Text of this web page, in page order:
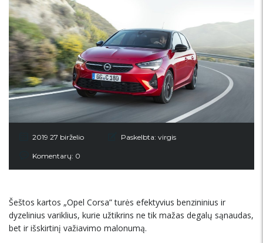
2019 27 birželio Paskelbta: virgis
Komentarų: 0
Šeštos kartos „Opel Corsa” turės efektyvius benzininius ir
dyzelinius variklius, kurie užtikrins ne tik mažas degalų sąnaudas,
bet ir išskirtinį važiavimo malonumą.